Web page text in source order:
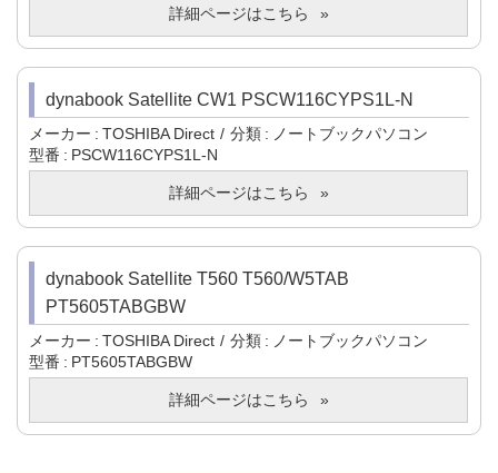
詳細ページはこちら
dynabook Satellite CW1 PSCW116CYPS1L-N
メーカー TOSHIBA Direct 分類
ノートブックパソコン
型番
PSCW116CYPS1L-N
詳細ページはこちら
dynabook Satellite T560 T560/W5TAB
PT5605TABGBW
メーカー TOSHIBA Direct 分類
ノートブックパソコン
型番
PT5605TABGBW
詳細ページはこちら